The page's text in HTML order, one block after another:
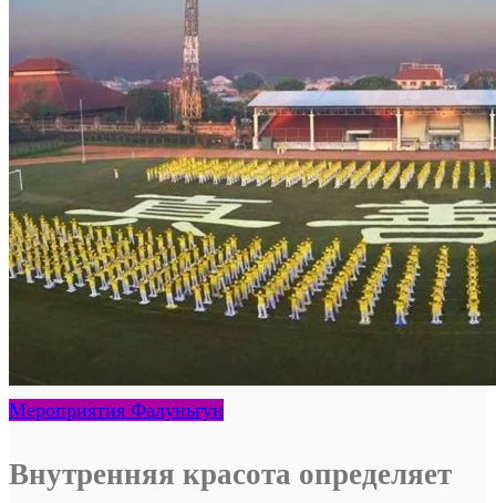
Мероприятия Фалуньгун
Внутренняя красота определяет